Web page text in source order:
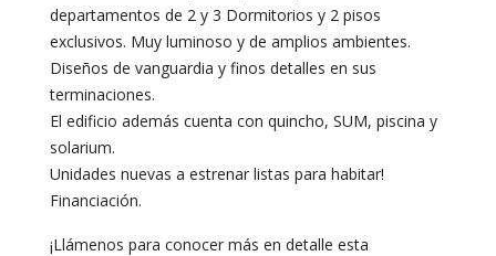
departamentos de 2 y 3 Dormitorios y 2 pisos
exclusivos. Muy luminoso y de amplios ambientes.
Diseños de vanguardia y finos detalles en sus
terminaciones.
El edificio además cuenta con quincho, SUM, piscina y
solarium.
Unidades nuevas a estrenar listas para habitar!
Financiación.
¡Llámenos para conocer más en detalle esta